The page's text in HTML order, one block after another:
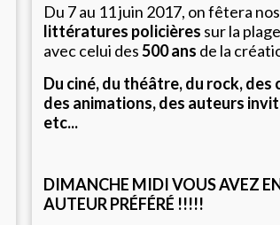
Du 7 au 11 juin 2017, on fêtera nos
littératures policières sur la
avec celui des500 ans de la
Du ciné, du théâtre, du rock,
des animations, des auteurs
etc...
DIMANCHE MIDI VOUS AVEZ
AUTEUR PRÉFÉRÉ !!!!!